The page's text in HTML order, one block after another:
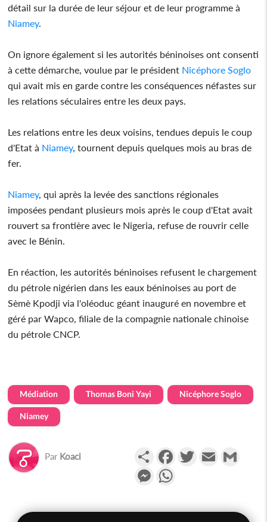
détail sur la durée de leur séjour et de leur programme à
Niamey.
On ignore également si les autorités béninoises ont consenti
à cette démarche, voulue par le président Nicéphore Soglo
qui avait mis en garde contre les conséquences néfastes sur
les relations séculaires entre les deux pays.
Les relations entre les deux voisins, tendues depuis le coup
d'Etat à Niamey, tournent depuis quelques mois au bras de
fer.
Niamey, qui après la levée des sanctions régionales
imposées pendant plusieurs mois après le coup d'Etat avait
rouvert sa frontière avec le Nigeria, refuse de rouvrir celle
avec le Bénin.
En réaction, les autorités béninoises refusent le chargement
du pétrole nigérien dans les eaux béninoises au port de
Sèmè Kpodji via l'oléoduc géant inauguré en novembre et
géré par Wapco, filiale de la compagnie nationale chinoise
du pétrole CNCP.
Médiation Thomas Boni Yayi Nicéphore Soglo
Niamey
Par Koaci PartagerFacebookTwitterEmail
Messenger